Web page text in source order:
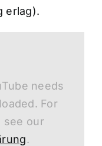
erlag).
needs
For
see our
.